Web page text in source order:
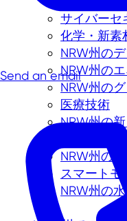
サイバーセ
化学・新素
NRW州の
NRW州の
NRW州の
医療技術
NRW州の
NRW州の
NRW州の
スマートモ
NRW州の水
Send an email